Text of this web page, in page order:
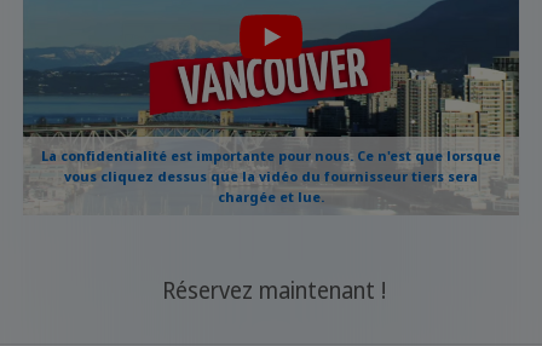
La confidentialité est importante pour nous. Ce n'est que lorsque
vous cliquez dessus que la vidéo du fournisseur tiers sera
chargée et lue.
Réservez maintenant !